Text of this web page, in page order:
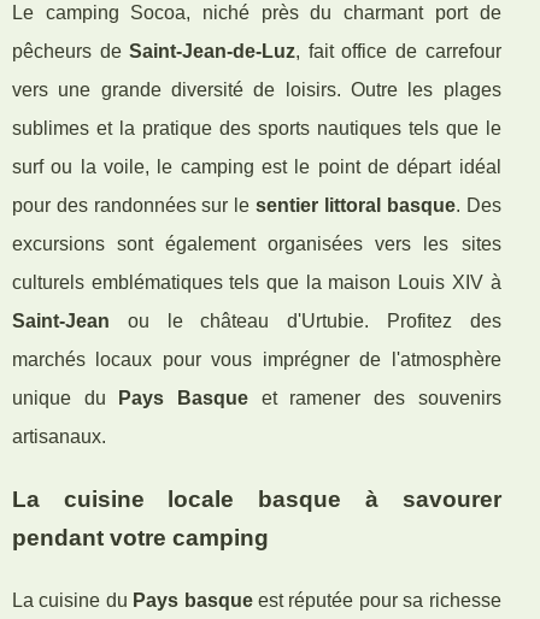
Le camping Socoa, niché près du charmant port de
pêcheurs deSaint-Jean-de-Luz, fait office de carrefour
vers une grande diversité de loisirs. Outre les plages
sublimes et la pratique des sports nautiques tels que le
surf ou la voile, le camping est le point de départ idéal
pour des randonnées sur lesentier littoral basque. Des
excursions sont également organisées vers les sites
culturels emblématiques tels que la maison Louis XIV à
Saint-Jean ou le château d'Urtubie. Profitez des
marchés locaux pour vous imprégner de l'atmosphère
unique du
Pays Basqueet ramener des souvenirs
artisanaux.
La cuisine locale basque à savourer
pendant votre camping
La cuisine du Pays basqueest réputée pour sa richesse